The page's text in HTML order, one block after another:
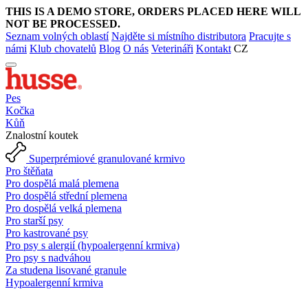
THIS IS A DEMO STORE, ORDERS PLACED HERE WILL
NOT BE PROCESSED.
Seznam volných oblastí Najděte si místního distributora Pracujte s
námi Klub chovatelů Blog O nás Veterináři Kontakt CZ
Pes
Kočka
Kůň
Znalostní koutek
Superprémiové granulované krmivo
Pro štěňata
Pro dospělá malá plemena
Pro dospělá střední plemena
Pro dospělá velká plemena
Pro starší psy
Pro kastrované psy
Pro psy s alergií (hypoalergenní krmiva)
Pro psy s nadváhou
Za studena lisované granule
Hypoalergenní krmiva